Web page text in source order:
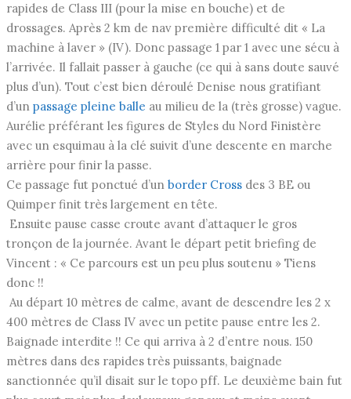
rapides de Class III (pour la mise en bouche) et de
drossages. Après 2 km de nav première difficulté dit « La
machine à laver » (IV). Donc passage 1 par 1 avec une sécu à
l’arrivée. Il fallait passer à gauche (ce qui à sans doute sauvé
plus d’un). Tout c’est bien déroulé Denise nous gratifiant
d’un passage pleine balle au milieu de la (très grosse) vague.
Aurélie préférant les figures de Styles du Nord Finistère
avec un esquimau à la clé suivit d’une descente en marche
arrière pour finir la passe.
Ce passage fut ponctué d’un border Cross des 3 BE ou
Quimper finit très largement en tête.
Ensuite pause casse croute avant d’attaquer le gros
tronçon de la journée. Avant le départ petit briefing de
Vincent : « Ce parcours est un peu plus soutenu » Tiens
donc !!
Au départ 10 mètres de calme, avant de descendre les 2 x
400 mètres de Class IV avec un petite pause entre les 2.
Baignade interdite !! Ce qui arriva à 2 d’entre nous. 150
mètres dans des rapides très puissants, baignade
sanctionnée qu’il disait sur le topo pff. Le deuxième bain fut